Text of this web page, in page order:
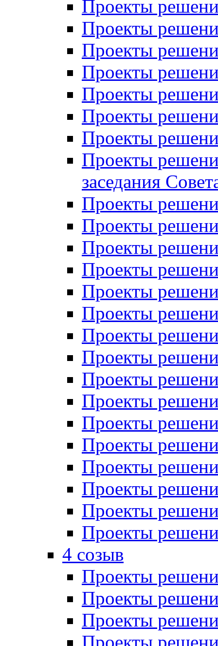
Проекты
Проекты
Проекты
Проекты
Проекты
Проекты
Проекты
Проекты
заседания
Проекты
Проекты
Проекты
Проекты
Проекты
Проекты
Проекты
Проекты
Проекты
Проекты
Проекты
Проекты
Проекты
Проекты
Проекты
Проекты
4 созыв
Проекты
Проекты
Проекты